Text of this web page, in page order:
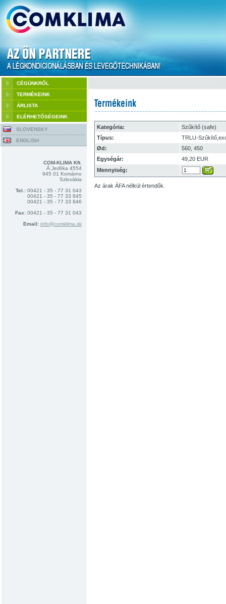
CÉGÜNKRŐL
TERMÉKEINK
ÁRLISTA
ELÉRHETŐSÉGEINK
SLOVENSKY
ENGLISH
COM-KLIMA Kft.
Á.Jedlíka 4554
945 01 Komárno
Szlovákia
Tel.: 00421 - 35 - 77 31 043
00421 - 35 - 77 33 845
00421 - 35 - 77 33 846
Fax: 00421 - 35 - 77 31 043
Email: info@comklima.sk
Kategória:
Szűkítő (safe)
Típus:
TRLU-
Ød:
560, 450
Egységár:
49,20 EUR
Mennyiség:
Az árak ÁFA nélkül értendők.